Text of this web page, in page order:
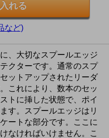
など)
、大切なスプールエッジ
クターです。通常のスプ
ットアップされたリーダ
これにより、数本のセッ
トに挿した状態で、ポイ
す。スプールエッジはリ
ートな部分です。ここに
なければいけません。こ